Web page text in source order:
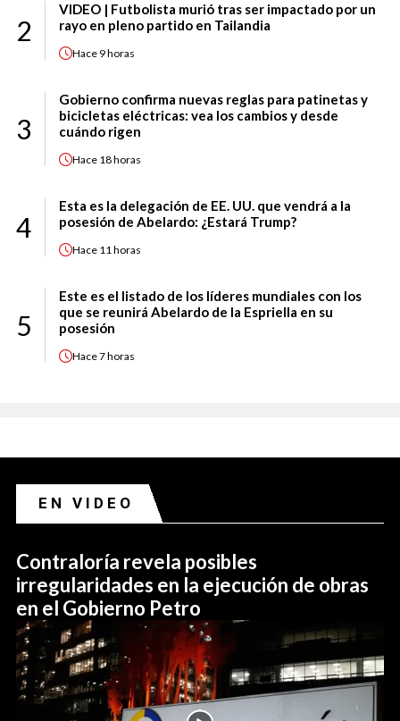
2
VIDEO | Futbolista murió tras ser impactado por un
rayo en pleno partido en Tailandia
Hace 9 horas
3
Gobierno confirma nuevas reglas para patinetas y
bicicletas eléctricas: vea los cambios y desde
cuándo rigen
Hace 18 horas
4
Esta es la delegación de EE. UU. que vendrá a la
posesión de Abelardo: ¿Estará Trump?
Hace 11 horas
5
Este es el listado de los líderes mundiales con los
que se reunirá Abelardo de la Espriella en su
posesión
Hace7 horas
EN VIDEO
Contraloría revela posibles
irregularidades en la ejecución de obras
en el Gobierno Petro